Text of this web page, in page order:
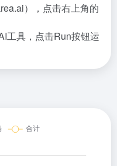
），点击右上角的
工具，点击Run按钮运